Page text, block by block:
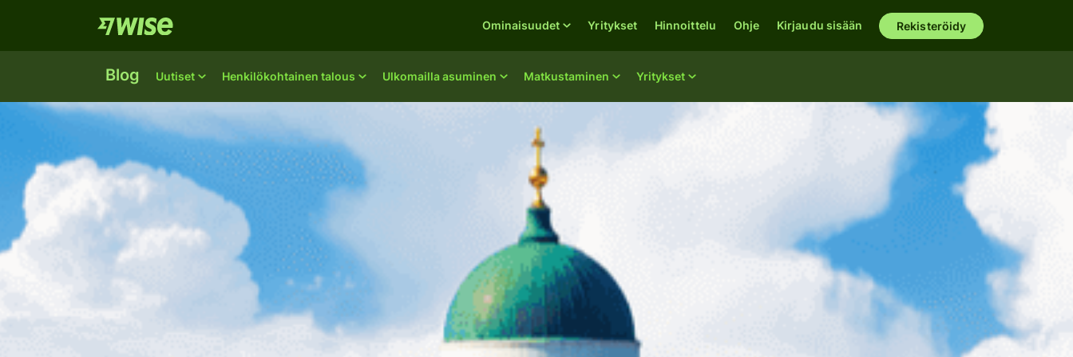
Blog Uutiset Henkilökohtainen talous Ulkomailla asuminen Matkustaminen Yritykset
Ominaisuudet Yritykset Hinnoittelu Ohje Kirjaudu sisään Rekisteröidy